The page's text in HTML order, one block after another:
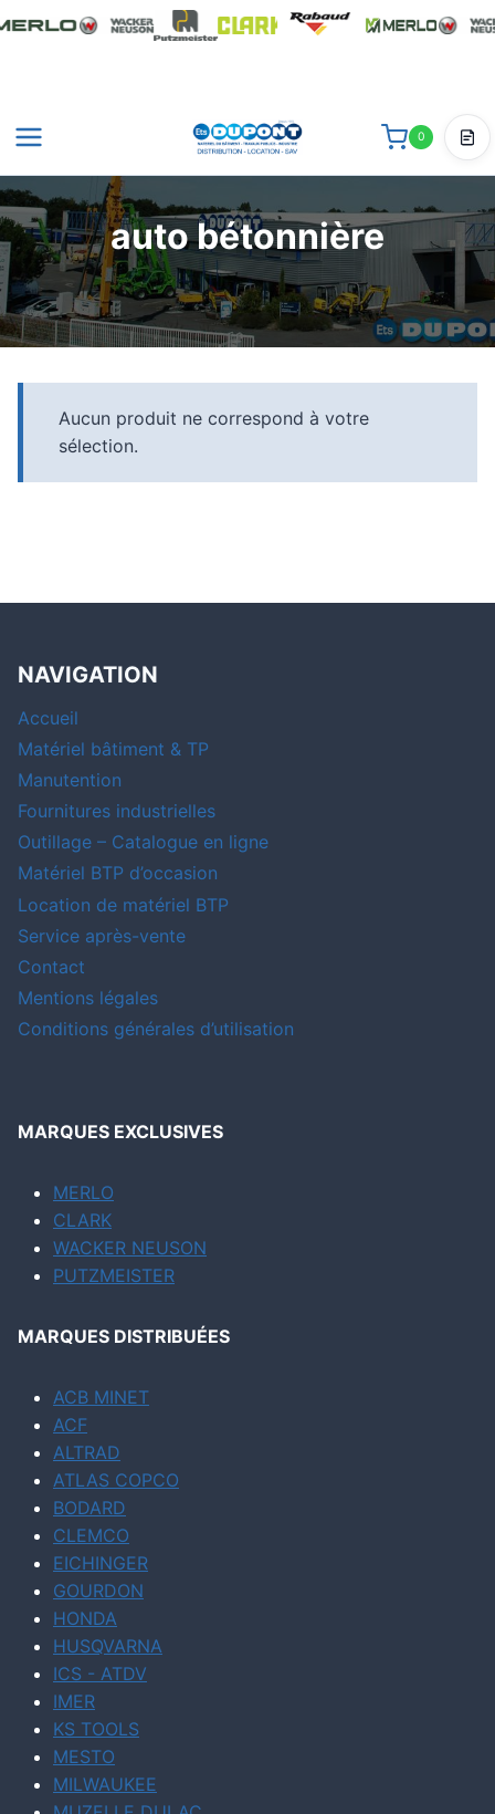
0
auto bétonnière
Aucun produit ne correspond à votre
sélection.
NAVIGATION
Accueil
Matériel bâtiment & TP
Manutention
Fournitures industrielles
Outillage – Catalogue en ligne
Matériel BTP d’occasion
Location de matériel BTP
Service après-vente
Contact
Mentions légales
Conditions générales d’utilisation
MARQUES EXCLUSIVES
MERLO
CLARK
WACKER NEUSON
PUTZMEISTER
MARQUES DISTRIBUÉES
ACB MINET
ACF
ALTRAD
ATLAS COPCO
BODARD
CLEMCO
EICHINGER
GOURDON
HONDA
HUSQVARNA
ICS - ATDV
IMER
KS TOOLS
MESTO
MILWAUKEE